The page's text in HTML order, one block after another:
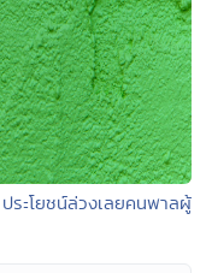
ะโยชน์ล่วงเลยคนพาลผู้